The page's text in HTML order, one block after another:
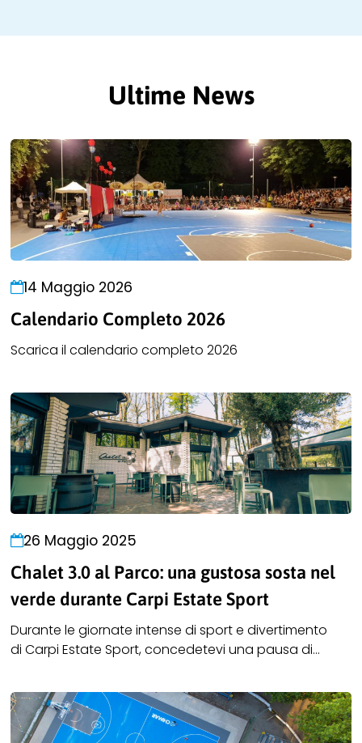
Ultime News
14 Maggio 2026
Calendario Completo 2026
Scarica il calendario completo 2026
26 Maggio 2025
Chalet 3.0 al Parco: una gustosa sosta nel
verde durante Carpi Estate Sport
Durante le giornate intense di sport e divertimento
di Carpi Estate Sport, concedetevi una pausa di
nel verde del Parco delle Rimembranze. Il punto di
ristoro ideale per famiglie e sportivi, aperti a pranzo,
aperitivo, cena e dopocena.Potrete vivere